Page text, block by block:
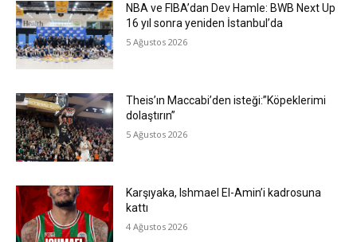
NBA ve FIBA’dan Dev Hamle: BWB Next Up
16 yıl sonra yeniden İstanbul’da
5 Ağustos 2026
Theis’ın Maccabi’den isteği:”Köpeklerimi
dolaştırın”
5 Ağustos 2026
Karşıyaka, Ishmael El-Amin’i kadrosuna
kattı
4 Ağustos 2026